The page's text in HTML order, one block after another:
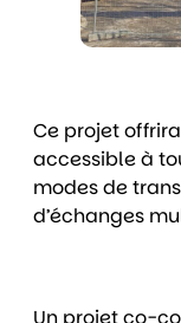
Ce projet
accessible à
modes de
d’échanges